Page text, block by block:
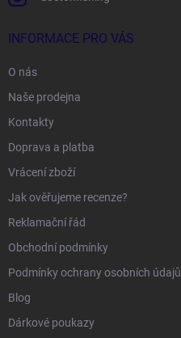
INFORMACE PRO VÁS
O nás
Naše prodejna
Kontakty
Doprava a platba
Vrácení zboží
Jak ověřujeme recenze?
Reklamační řád
Obchodní podmínky
Podmínky ochrany osobních údajů
Blog
Dárkové poukazy